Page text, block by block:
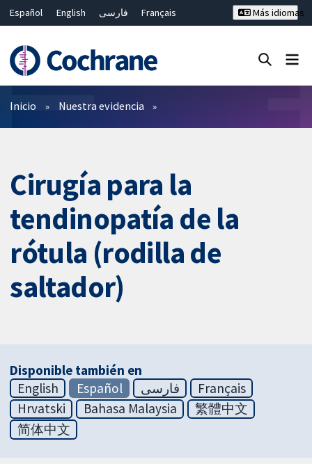
Español English فارسی
Français
Bahasa Malaysia
ไทย 繁體中文
Más idiomas
Filtros
Inicio Nuestra evidencia
Cirugía para la
tendinopatía de la
rótula (rodilla de
saltador)
Disponible también en
English
Español فارسی
Français
Hrvatski
Bahasa Malaysia
繁體中文
简体中文